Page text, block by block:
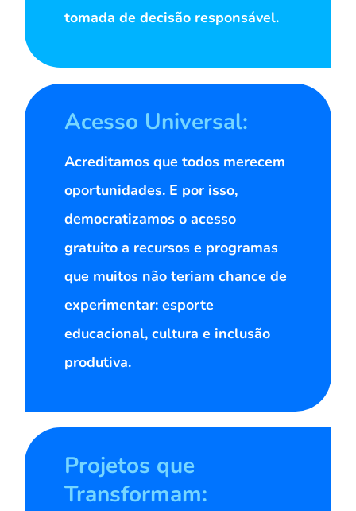
tomada de decisão responsável.
Acesso Universal:
Acreditamos que todos merecem
oportunidades. E por isso,
democratizamos o acesso
gratuito a recursos e programas
que muitos não teriam chance de
experimentar: esporte
educacional, cultura e inclusão
produtiva.
Projetos que
Transformam: